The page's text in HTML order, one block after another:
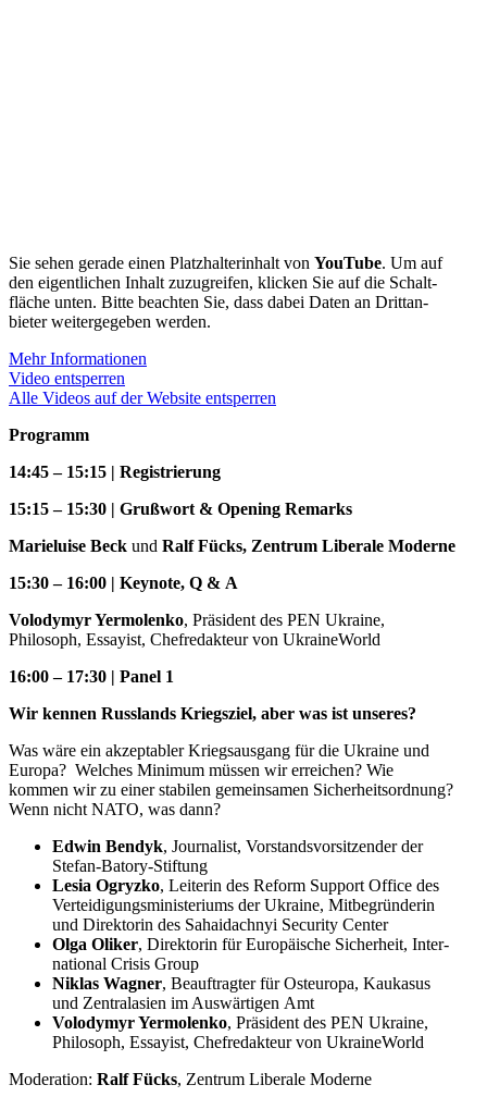
Sie sehen gerade einen Platz­hal­ter­inhalt von YouTube. Um auf
den eigent­lichen Inhalt zuzugreifen, klicken Sie auf die Schalt­
fläche unten. Bitte beachten Sie, dass dabei Daten an Dritt­an­
bieter weiter­ge­geben werden.
Mehr Infor­ma­tionen
Video entsperren
Alle Videos auf der Website entsperren
Programm
14:45 – 15:15 | Registrierung
15:15 – 15:30 | Grußwort & Opening Remarks
Marie­luise Beck und Ralf Fücks, Zentrum Liberale Moderne
15:30 – 16:00 | Keynote, Q & A
Volodymyr Yermo­lenko, Präsident des PEN Ukraine,
Philosoph, Essayist, Chefre­dakteur von UkraineWorld
16:00 – 17:30 | Panel 1
Wir kennen Russlands Kriegsziel, aber was ist unseres?
Was wäre ein akzep­tabler Kriegs­ausgang für die Ukraine und
Europa? Welches Minimum müssen wir erreichen? Wie
kommen wir zu einer stabilen gemein­samen Sicher­heits­ordnung?
Wenn nicht NATO, was dann?
Edwin Bendyk, Journalist, Vorstands­vor­sit­zender der
Stefan-Batory-Stiftung
Lesia Ogryzko, Leiterin des Reform Support Office des
Vertei­di­gungs­mi­nis­te­riums der Ukraine, Mitbe­grün­derin
und Direk­torin des Sahai­dachnyi Security Center
Olga Oliker, Direk­torin für Europäische Sicherheit, Inter­
na­tional Crisis Group
Niklas Wagner, Beauf­tragter für Osteuropa, Kaukasus
und Zentral­asien im Auswär­tigen Amt
Volodymyr Yermo­lenko, Präsident des PEN Ukraine,
Philosoph, Essayist, Chefre­dakteur von UkraineWorld
Moderation: Ralf Fücks, Zentrum Liberale Moderne